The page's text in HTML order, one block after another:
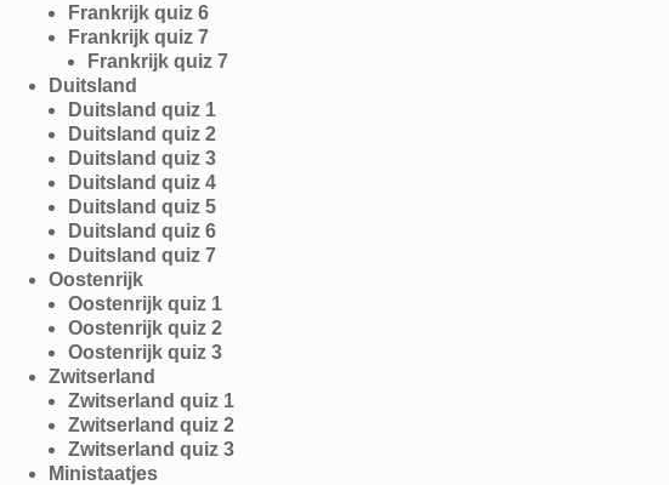
Frankrijk quiz 6
Frankrijk quiz 7
Frankrijk quiz 7
Duitsland
Duitsland quiz 1
Duitsland quiz 2
Duitsland quiz 3
Duitsland quiz 4
Duitsland quiz 5
Duitsland quiz 6
Duitsland quiz 7
Oostenrijk
Oostenrijk quiz 1
Oostenrijk quiz 2
Oostenrijk quiz 3
Zwitserland
Zwitserland quiz 1
Zwitserland quiz 2
Zwitserland quiz 3
Ministaatjes